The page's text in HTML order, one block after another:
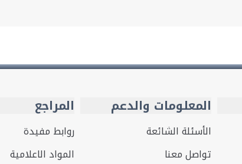
المعلومات والدعم
الأسئلة الشائعة
تواصل معنا
المراجع
روابط مفيدة
المواد الاعلامية